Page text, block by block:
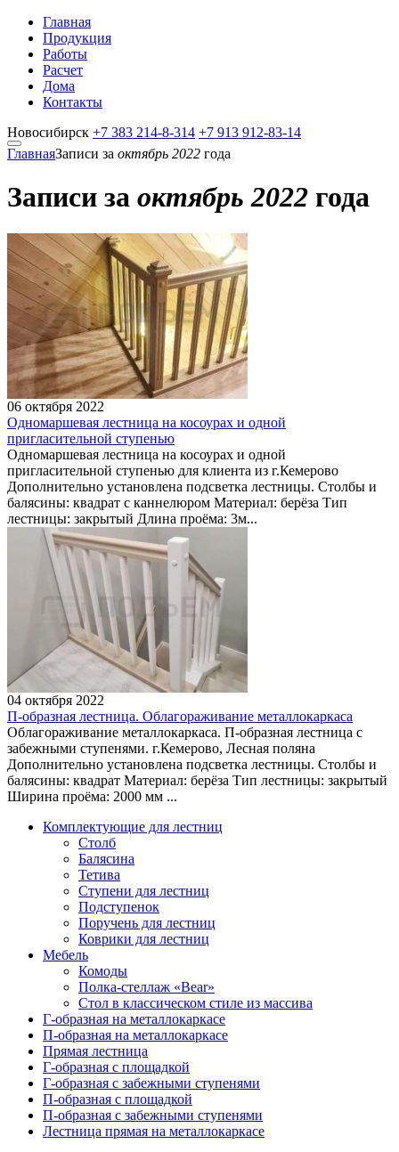
Главная
Продукция
Работы
Расчет
Дома
Контакты
Новосибирск +7 383 214-8-314 +7 913 912-83-14
ГлавнаяЗаписи за октябрь 2022 года
Записи за октябрь 2022 года
06 октября 2022
Одномаршевая лестница на косоурах и одной
пригласительной ступенью
Одномаршевая лестница на косоурах и одной
пригласительной ступенью для клиента из г.Кемерово
Дополнительно установлена подсветка лестницы. Столбы и
балясины: квадрат с каннелюром Материал: берёза Тип
лестницы: закрытый Длина проёма: 3м...
04 октября 2022
П-образная лестница. Облагораживание металлокаркаса
Облагораживание металлокаркаса. П-образная лестница с
забежными ступенями. г.Кемерово, Лесная поляна
Дополнительно установлена подсветка лестницы. Столбы и
балясины: квадрат Материал: берёза Тип лестницы: закрытый
Ширина проёма: 2000 мм ...
Комплектующие для лестниц
Столб
Балясина
Тетива
Ступени для лестниц
Подступенок
Поручень для лестниц
Коврики для лестниц
Мебель
Комоды
Полка-стеллаж «Bear»
Стол в классическом стиле из массива
Г-образная на металлокаркасе
П-образная на металлокаркасе
Прямая лестница
Г-образная с площадкой
Г-образная с забежными ступенями
П-образная с площадкой
П-образная с забежными ступенями
Лестница прямая на металлокаркасе